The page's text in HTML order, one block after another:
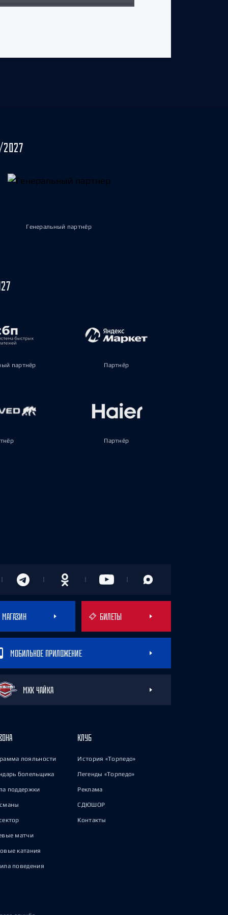
Генеральный партнёр
партнёр Партнёр
Партнёр
МАГАЗИН БИЛЕТЫ
МОБИЛЬНОЕ ПРИЛОЖЕНИЕ
МХК ЧАЙКА
лояльности
болельщика
поддержки
матчи
катания
поведения
КЛУБ
История «Торпедо»
Легенды «Торпедо»
Реклама
СДЮШОР
Контакты